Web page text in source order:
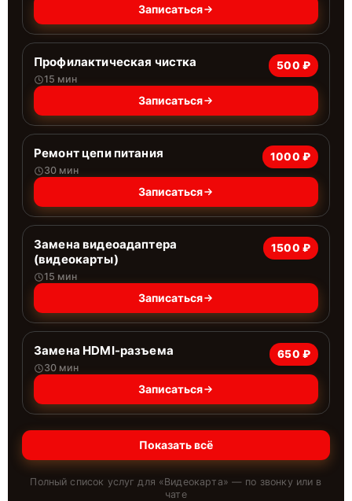
Записаться
Профилактическая чистка
15 мин
500 ₽
Записаться
Ремонт цепи питания
30 мин
1000 ₽
Записаться
Замена видеоадаптера
(видеокарты)
15 мин
1500 ₽
Записаться
Замена HDMI-разъема
30 мин
650 ₽
Записаться
Показать всё
Полный список услуг для «Видеокарта» — по звонку или в
чате